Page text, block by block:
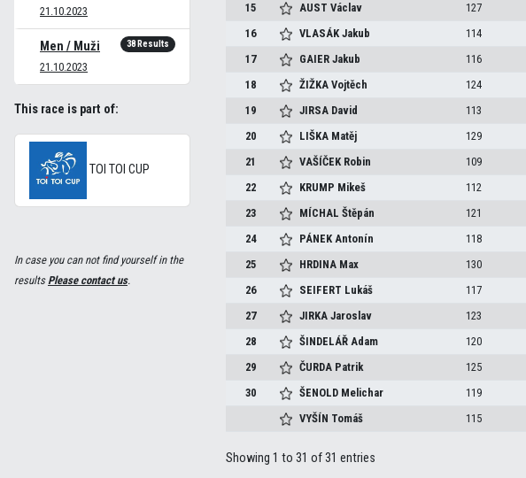
21.10.2023
Men / Muži
21.10.2023
38 Results
This race is part of:
TOI TOI CUP
In case you can not find yourself in the
resultsPlease contact us.
15
AUSTVáclav 127
16
VLASÁKJakub 114
17
GAIERJakub 116
18
ŽIŽKAVojtěch 124
19
JIRSA David 113
20
LIŠKA Matěj 129
21
VAŠÍČEK Robin 109
22
KRUMP Mikeš 112
23
MÍCHALŠtěpán 121
24
PÁNEKAntonín 118
25
HRDINA Max 130
26
SEIFERT Lukáš 117
27
JIRKAJaroslav 123
28
ŠINDELÁŘAdam 120
29
ČURDA Patrik 125
30
ŠENOLD Melichar 119
VYŠÍN Tomáš 115
Showing 1 to 31 of 31 entries